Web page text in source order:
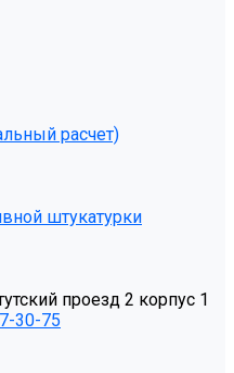
расчет)
штукатурки
проезд 2 корпус 1
30-75